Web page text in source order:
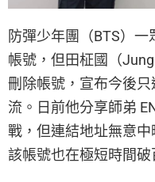
防彈少年團（BTS）一
帳號，但田柾國（
刪除帳號，宣布今後
流。日前他分享師弟
戰，但連結地址無意中
該帳號也在極短時間破